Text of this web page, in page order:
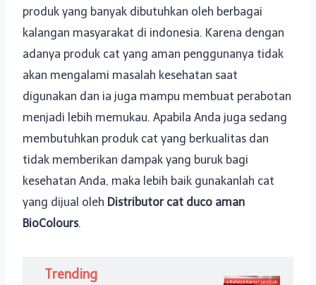
produk yang banyak dibutuhkan oleh berbagai
kalangan masyarakat di indonesia. Karena dengan
adanya produk cat yang aman penggunanya tidak
akan mengalami masalah kesehatan saat
digunakan dan ia juga mampu membuat perabotan
menjadi lebih memukau. Apabila Anda juga sedang
membutuhkan produk cat yang berkualitas dan
tidak memberikan dampak yang buruk bagi
kesehatan Anda, maka lebih baik gunakanlah cat
yang dijual oleh Distributor cat duco aman
BioColours.
Trending